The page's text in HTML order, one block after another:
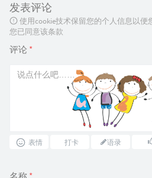
发表评论
使用cookie技术保留您的个人信息以
您已同意该条款
评论 *
表情 打卡 语录